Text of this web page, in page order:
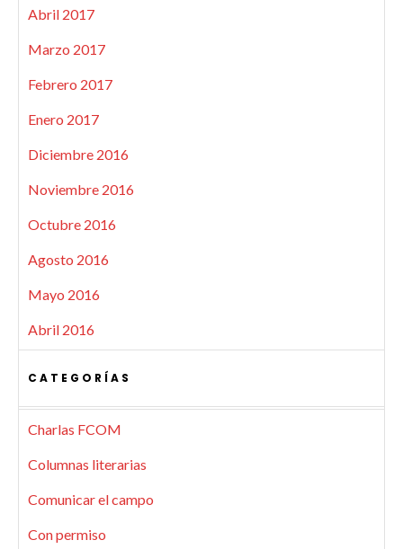
Abril 2017
Marzo 2017
Febrero 2017
Enero 2017
Diciembre 2016
Noviembre 2016
Octubre 2016
Agosto 2016
Mayo 2016
Abril 2016
CATEGORÍAS
Charlas FCOM
Columnas literarias
Comunicar el campo
Con permiso